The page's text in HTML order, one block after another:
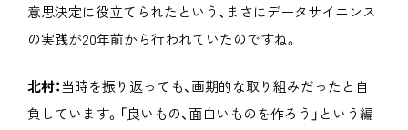
意思決定に役立てられたという、まさにデータサイエンス
の実践が20年前から行われていたのですね。
北村：当時を振り返っても、画期的な取り組みだったと自
負しています。「良いもの、面白いものを作ろう」という編